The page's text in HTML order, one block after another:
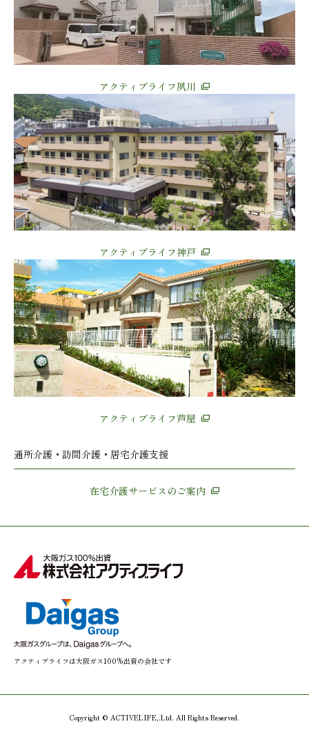
アクティブライフ夙川
アクティブライフ神戸
アクティブライフ芦屋
通所介護・訪問介護・居宅介護支援
在宅介護サービスのご案内
アクティブライフは大阪ガス100%出資の会社です
Copyright © ACTIVELIFE,.Ltd. All Rights Reserved.